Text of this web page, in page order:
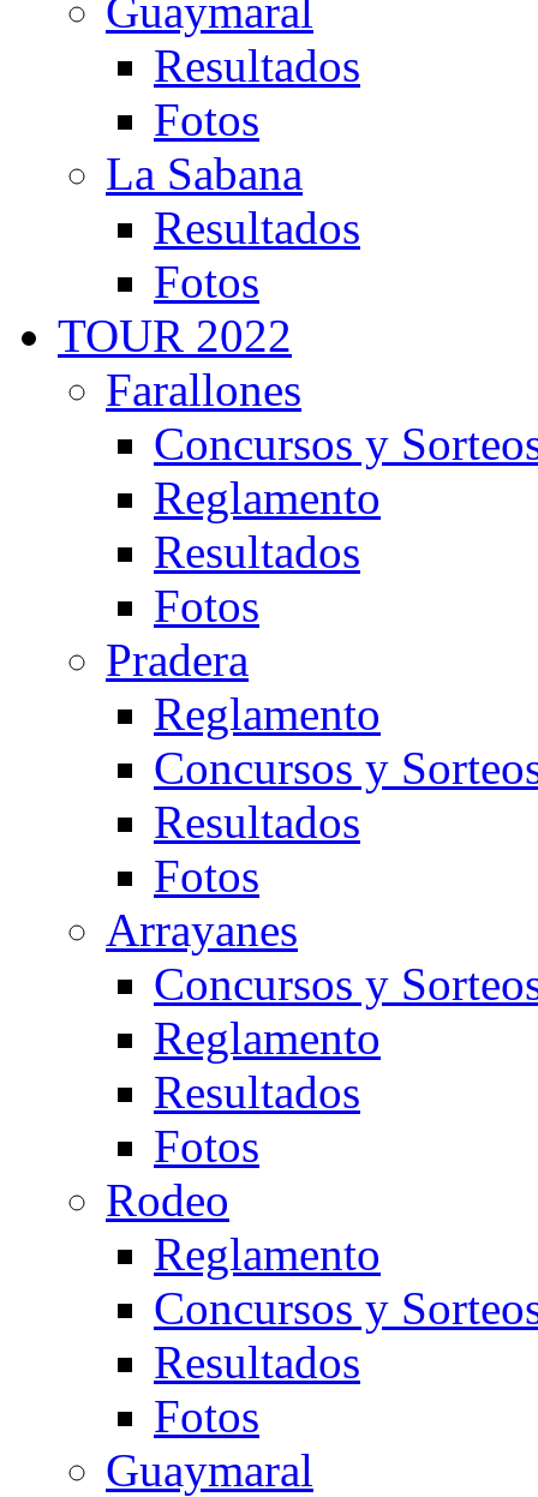
Guaymaral
Resultados
Fotos
La Sabana
Resultados
Fotos
TOUR 2022
Farallones
Concursos y
Reglamento
Resultados
Fotos
Pradera
Reglamento
Concursos y
Resultados
Fotos
Arrayanes
Concursos y
Reglamento
Resultados
Fotos
Rodeo
Reglamento
Concursos y
Resultados
Fotos
Guaymaral